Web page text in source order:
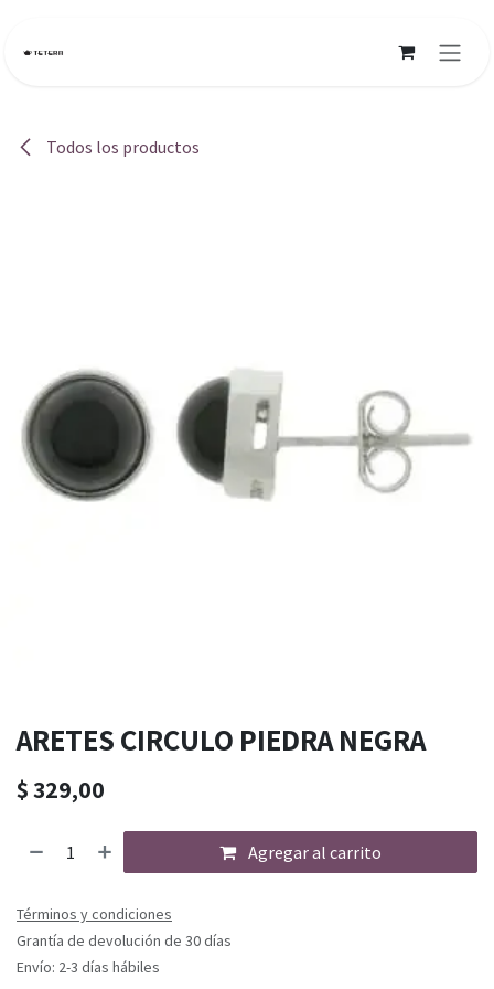
Todos los productos
ARETES CIRCULO PIEDRA NEGRA
$329,00
Agregar al carrito
Términos y condiciones
Grantía de devolución de 30 días
Envío: 2-3 días hábiles